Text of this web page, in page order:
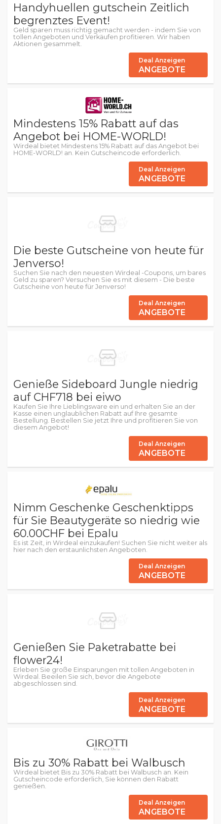
Handyhuellen gutschein Zeitlich
begrenztes Event!
Geld sparen muss richtig gemacht werden - indem Sie von
tollen Angeboten und Verkäufen profitieren. Wir haben
Aktionen gesammelt.
Deal Anzeigen
ANGEBOTE
Mindestens 15% Rabatt auf das
Angebot bei HOME-WORLD!
Wirdeal bietet Mindestens 15% Rabatt auf das Angebot bei
HOME-WORLD! an. Kein Gutscheincode erforderlich.
Deal Anzeigen
ANGEBOTE
Die beste Gutscheine von heute für
Jenverso!
Suchen Sie nach den neuesten Wirdeal -Coupons, um bares
Geld zu sparen? Versuchen Sie es mit diesem - Die beste
Gutscheine von heute für Jenverso!
Deal Anzeigen
ANGEBOTE
Genieße Sideboard Jungle niedrig
auf CHF718 bei eiwo
Kaufen Sie Ihre Lieblingsware ein und erhalten Sie an der
Kasse einen unglaublichen Rabatt auf Ihre gesamte
Bestellung. Bestellen Sie jetzt Ihre und profitieren Sie von
diesem Angebot!
Deal Anzeigen
ANGEBOTE
Nimm Geschenke Geschenktipps
für Sie Beautygeräte so niedrig wie
60.00CHF bei Epalu
Es ist Zeit, in Wirdeal einzukaufen! Suchen Sie nicht weiter als
hier nach den erstaunlichsten Angeboten.
Deal Anzeigen
ANGEBOTE
Genießen Sie Paketrabatte bei
flower24!
Erleben Sie große Einsparungen mit tollen Angeboten in
Wirdeal. Beeilen Sie sich, bevor die Angebote
abgeschlossen sind.
Deal Anzeigen
ANGEBOTE
Bis zu 30% Rabatt bei Walbusch
Wirdeal bietet Bis zu 30% Rabatt bei Walbusch an. Kein
Gutscheincode erforderlich, Sie können den Rabatt
genießen.
Deal Anzeigen
ANGEBOTE